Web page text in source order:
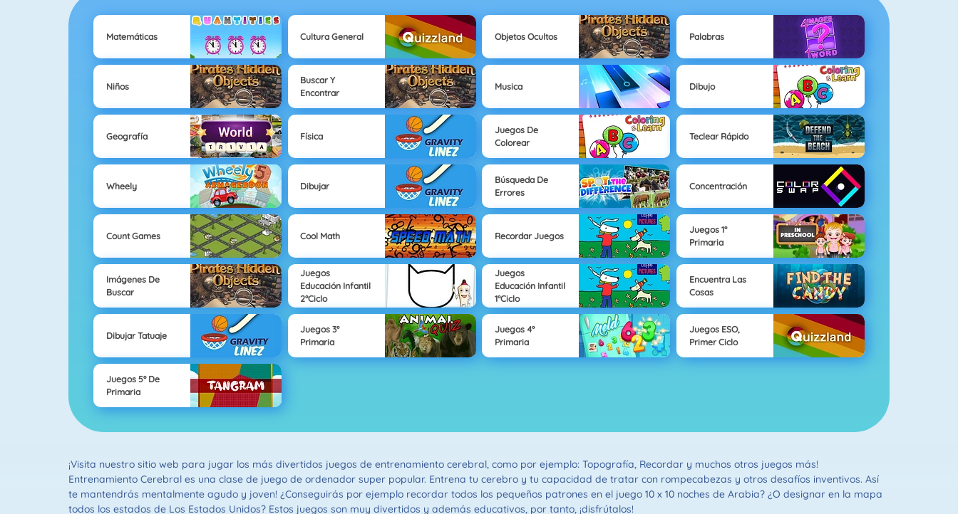
Matemáticas Cultura General Objetos Ocultos Palabras
Niños
Buscar Y
Encontrar
Musica Dibujo
Geografía Física
Juegos De
Colorear
Teclear Rápido
Wheely Dibujar
Búsqueda De
Errores
Concentración
Count Games Cool Math Recordar Juegos
Juegos 1°
Primaria
Imágenes De
Buscar
Juegos
Educación Infantil
2°Ciclo
Juegos
Educación Infantil
1°Ciclo
Encuentra Las
Cosas
Dibujar Tatuaje
Juegos 3°
Primaria
Juegos 4°
Primaria
Juegos ESO,
Primer Ciclo
Juegos 5º De
Primaria
¡Visita nuestro sitio web para jugar los más divertidos juegos de entrenamiento cerebral, como por ejemplo: Topografía, Recordar y muchos otros juegos más!
Entrenamiento Cerebral es una clase de juego de ordenador super popular. Entrena tu cerebro y tu capacidad de tratar con rompecabezas y otros desafíos inventivos. Así
te mantendrás mentalmente agudo y joven! ¿Conseguirás por ejemplo recordar todos los pequeños patrones en el juego 10 x 10 noches de Arabia? ¿O designar en la mapa
todos los estados de Los Estados Unidos? Estos juegos son muy divertidos y además educativos, por tanto, ¡disfrútalos!